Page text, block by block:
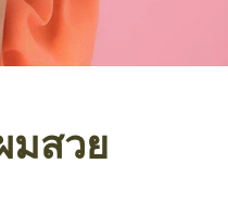
มสวย